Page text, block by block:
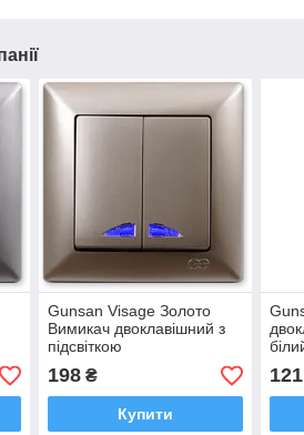
Gunsan Visage Золото
Вимикач двоклавішний з
підсвіткою
198₴
Купити